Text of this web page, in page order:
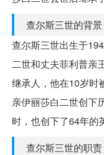
查尔斯三世的背景
查尔斯三世出生于
二世和丈夫菲利普亲
继承人，他在10岁时
亲伊丽莎白二世创下
时，也创下了64年的
查尔斯三世的职责